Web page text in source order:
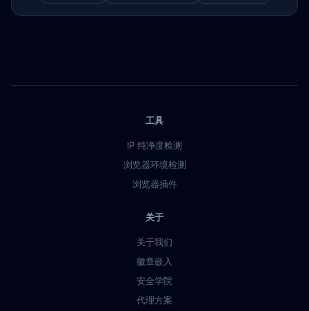
工具
IP 纯净度检测
浏览器环境检测
浏览器插件
关于
关于我们
徽章嵌入
安全学院
代理方案